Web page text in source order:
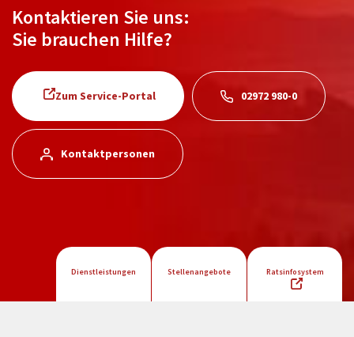
Kontaktieren Sie uns:
Sie brauchen Hilfe?
Zum Service-Portal 02972 980-0
Kontaktpersonen
Dienstleistungen Stellenangebote Ratsinfosystem